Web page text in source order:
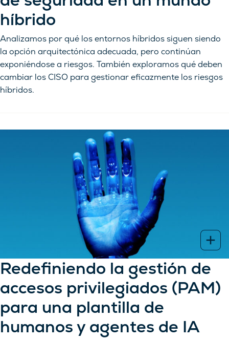
híbrido
Analizamos por qué los entornos híbridos siguen siendo
la opción arquitectónica adecuada, pero continúan
exponiéndose a riesgos. También exploramos qué deben
cambiar los CISO para gestionar eficazmente los riesgos
híbridos.
Redefiniendo la gestión de
accesos privilegiados (PAM)
para una plantilla de
humanos y agentes de IA